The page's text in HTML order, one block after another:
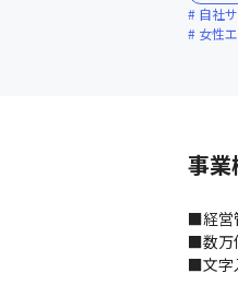
自社
女性
事業
■経営
■数万
■文字